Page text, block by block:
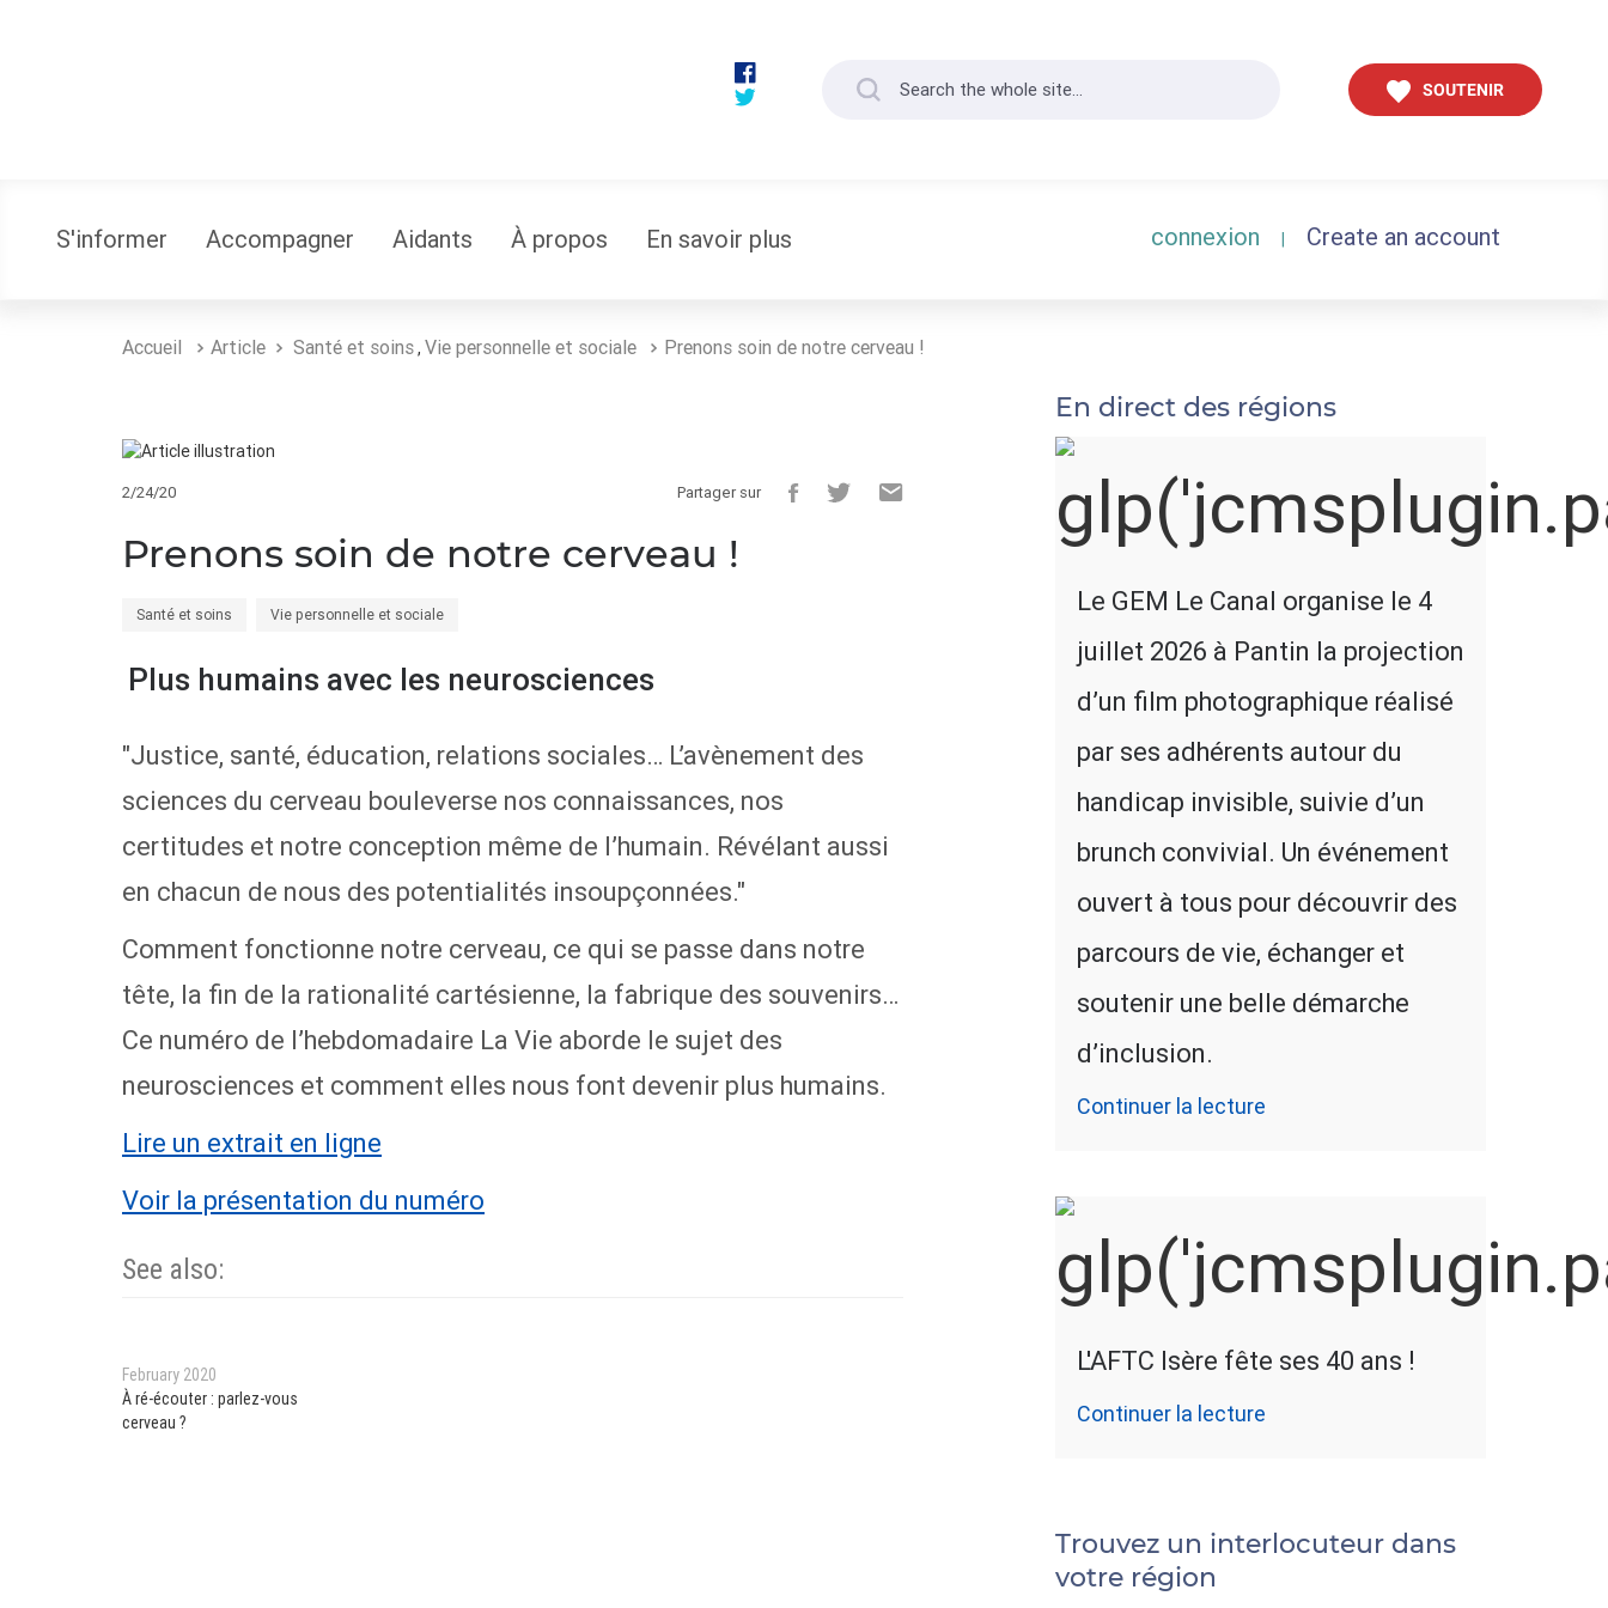
SOUTENIR
S'informer Accompagner Aidants À propos En savoir plus connexion | Create an account
Accueil Article Santé et soins, Vie personnelle et sociale Prenons soin de notre cerveau !
2/24/20 Partager sur
Prenons soin de notre cerveau !
Santé et soins Vie personnelle et sociale
Plus humains avec les neurosciences
"Justice, santé, éducation, relations sociales… L’avènement des
sciences du cerveau bouleverse nos connaissances, nos
certitudes et notre conception même de l’humain. Révélant aussi
en chacun de nous des potentialités insoupçonnées."
Comment fonctionne notre cerveau, ce qui se passe dans notre
tête, la fin de la rationalité cartésienne, la fabrique des souvenirs…
Ce numéro de l’hebdomadaire La Vie aborde le sujet des
neurosciences et comment elles nous font devenir plus humains.
Lire un extrait en ligne
Voir la présentation du numéro
See also:
February 2020
À ré-écouter : parlez-vous
cerveau ?
En direct des régions
Le GEM Le Canal organise le 4
juillet 2026 à Pantin la projection
d’un film photographique réalisé
par ses adhérents autour du
handicap invisible, suivie d’un
brunch convivial. Un événement
ouvert à tous pour découvrir des
parcours de vie, échanger et
soutenir une belle démarche
d’inclusion.
Continuer la lecture
L'AFTC Isère fête ses 40 ans !
Continuer la lecture
Trouvez un interlocuteur dans
votre région